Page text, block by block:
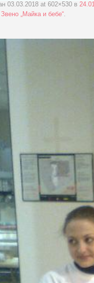
03.03.2018 at 602×530 в
Звено „Майка и бебе“.